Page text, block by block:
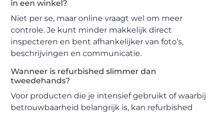
in een winkel?
Niet per se, maar online vraagt wel om meer
controle. Je kunt minder makkelijk direct
inspecteren en bent afhankelijker van foto’s,
beschrijvingen en communicatie.
Wanneer is refurbished slimmer dan
tweedehands?
Voor producten die je intensief gebruikt of waarbij
betrouwbaarheid belangrijk is, kan refurbished